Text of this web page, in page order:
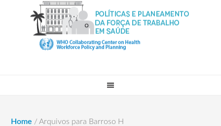
Home / Arquivos para Barroso H